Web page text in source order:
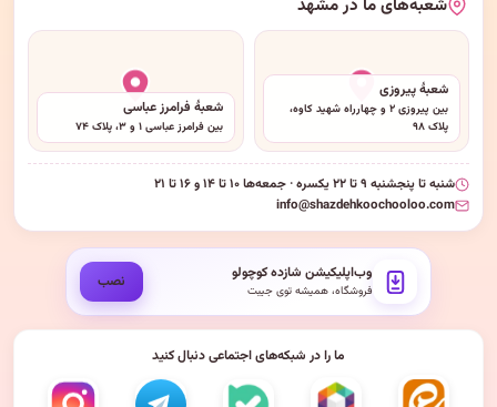
شعبه‌های ما در مشهد
شعبهٔ پیروزی
بین پیروزی ۲ و چهارراه شهید کاوه،
پلاک ۹۸
شعبهٔ فرامرز عباسی
بین فرامرز عباسی ۱ و ۳، پلاک ۷۴
شنبه تا پنجشنبه ۹ تا ۲۲ یکسره · جمعه‌ها ۱۰ تا ۱۴ و ۱۶ تا ۲۱
info@shazdehkoochooloo.com
وب‌اپلیکیشن شازده کوچولو
فروشگاه، همیشه توی جیبت نصب
ما را در شبکه‌های اجتماعی دنبال کنید